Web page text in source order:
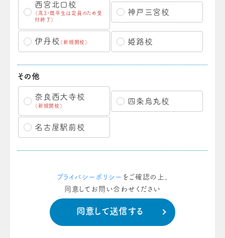
西宮北口校
（高3・既卒生は定員のため受
付終了）
神戸三宮校
伊丹校 （新規開校） 姫路校
その他
奈良西大寺校
（新規開校）
四条烏丸校
名古屋駅前校
プライバシーポリシー をご確認の上、
同意してお問い合わせください